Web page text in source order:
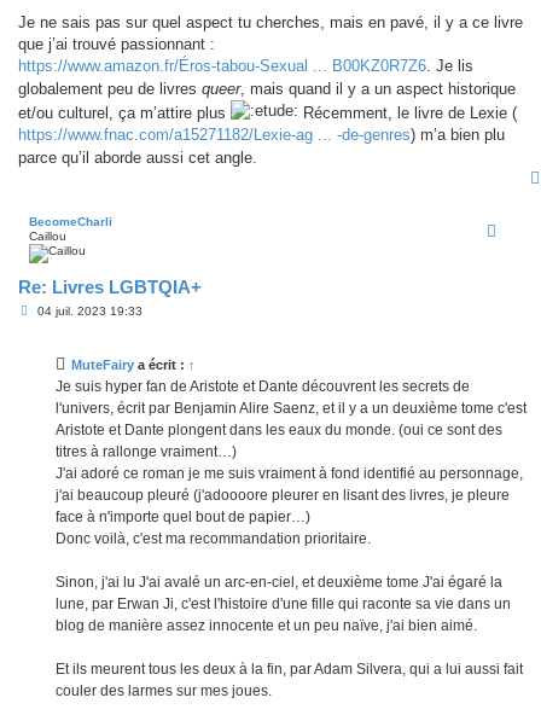
s
a
g
e
Je ne sais pas sur quel aspect tu cherches, mais en pavé, il y a ce livre
que j’ai trouvé passionnant :
https://www.amazon.fr/Éros-tabou-Sexual ... B00KZ0R7Z6. Je lis
globalement peu de livres queer, mais quand il y a un aspect historique
et/ou culturel, ça m’attire plus
Récemment, le livre de Lexie (
https://www.fnac.com/a15271182/Lexie-ag ... -de-genres) m’a bien plu
parce qu’il aborde aussi cet angle.
BecomeCharli
Caillou
Re: Livres LGBTQIA+
M04 juil. 2023 19:33
MuteFairy a écrit : ↑
Je suis hyper fan de Aristote et Dante découvrent les secrets de
l'univers, écrit par Benjamin Alire Saenz, et il y a un deuxième tome c'est
Aristote et Dante plongent dans les eaux du monde. (oui ce sont des
titres à rallonge vraiment…)
J'ai adoré ce roman je me suis vraiment à fond identifié au personnage,
j'ai beaucoup pleuré (j'adoooore pleurer en lisant des livres, je pleure
face à n'importe quel bout de papier…)
Donc voilà, c'est ma recommandation prioritaire.
Sinon, j'ai lu J'ai avalé un arc-en-ciel, et deuxième tome J'ai égaré la
lune, par Erwan Ji, c'est l'histoire d'une fille qui raconte sa vie dans un
blog de manière assez innocente et un peu naïve, j'ai bien aimé.
Et ils meurent tous les deux à la fin, par Adam Silvera, qui a lui aussi fait
couler des larmes sur mes joues.